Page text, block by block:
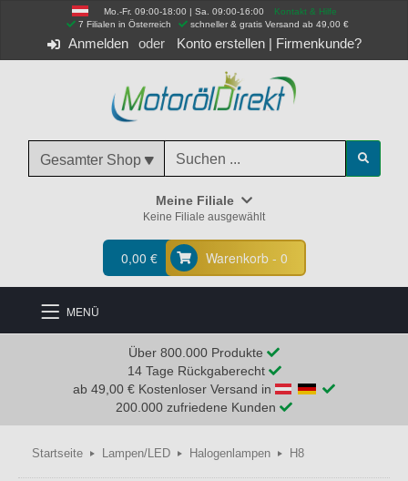
Mo.-Fr. 09:00-18:00 | Sa. 09:00-16:00
Kontakt & Hilfe
7 Filialen in Österreich
schneller & gratis Versand ab 49,00 €
Anmelden Konto erstellen| Firmenkunde?
Gesamter Shop
Meine Filiale
Keine Filiale ausgewählt
0,00 € Warenkorb - 0
MENÜ
Über 800.000 Produkte
14 Tage Rückgaberecht
ab 49,00 € Kostenloser Versand in
200.000 zufriedene Kunden
Startseite Lampen/LED Halogenlampen H8